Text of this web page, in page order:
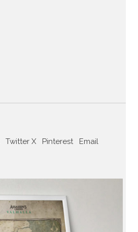
Twitter X Pinterest Email